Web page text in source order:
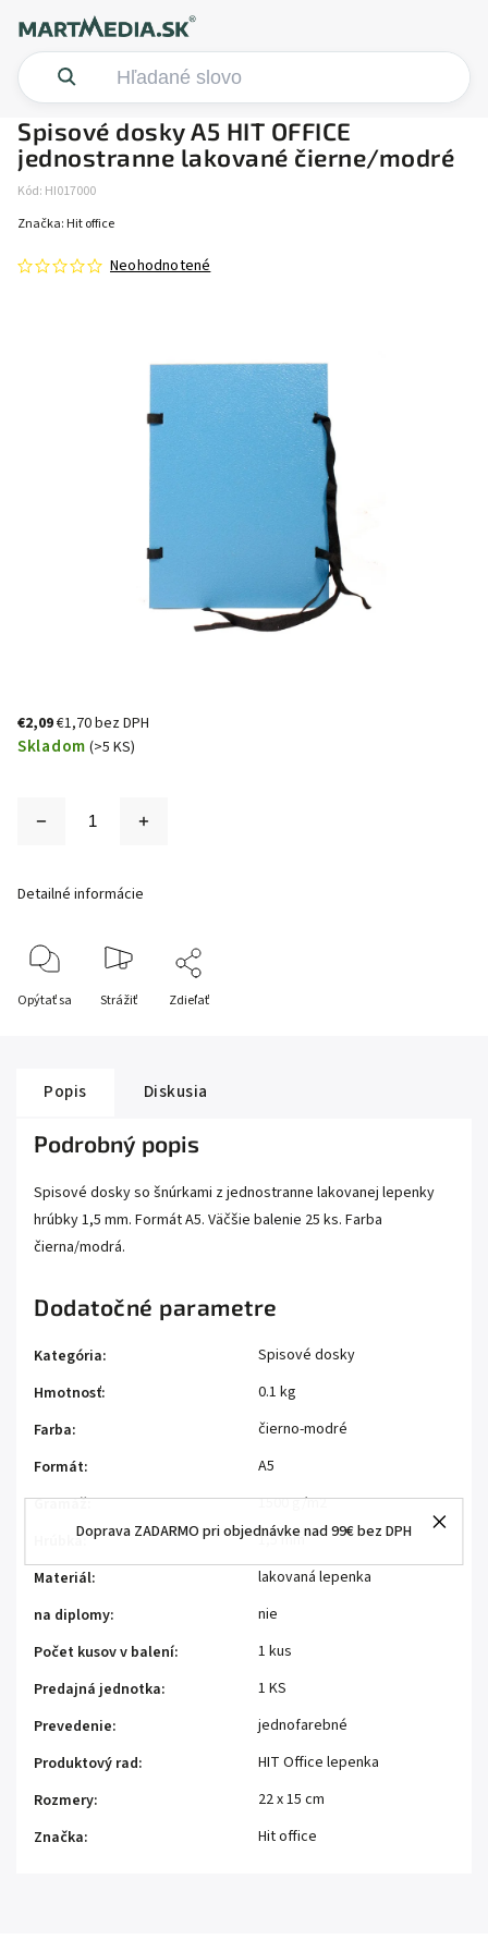
Doprava ZADARMO pri objednávke nad 99€ bez DPH
Spisové dosky A5 HIT OFFICE
jednostranne lakované čierne/modré
Kód: HI017000
Neohodnotené
Značka: Hit office
€2,09€1,70 bez DPH
Skladom (>5 KS)
Detailné informácie
Opýtať sa Strážiť Zdieľať
Popis Diskusia
Podrobný popis
Spisové dosky so šnúrkami z jednostranne lakovanej lepenky
hrúbky 1,5 mm. Formát A5. Väčšie balenie 25 ks. Farba
čierna/modrá.
Dodatočné parametre
Kategória:
Spisové dosky
Hmotnosť:
0.1 kg
Farba:
čierno-modré
Formát:
A5
Gramáž:
1500 g/m2
Hrúbka:
1,5 mm
Materiál:
lakovaná lepenka
na diplomy:
nie
Počet kusov v balení:
1 kus
Predajná jednotka:
1 KS
Prevedenie:
jednofarebné
Produktový rad:
HIT Office lepenka
Rozmery:
22 x 15 cm
Značka: Hit office